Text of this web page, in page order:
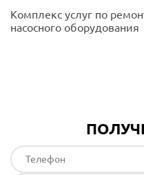
Комплекс услуг по
насосного оборудования